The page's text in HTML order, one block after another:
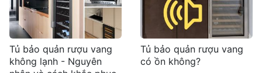
Tủ bảo quản rượu vang
không lạnh - Nguyên
Tủ bảo quản rượu vang
có ồn không?